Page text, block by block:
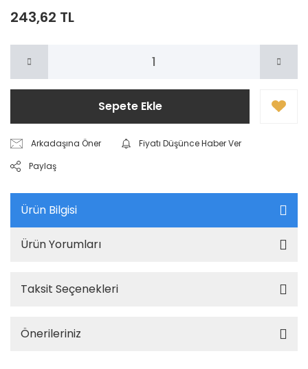
243,62 TL
Sepete Ekle
Arkadaşına Öner
Fiyatı Düşünce Haber Ver
Paylaş
Ürün Bilgisi
Ürün Yorumları
Taksit Seçenekleri
Önerileriniz